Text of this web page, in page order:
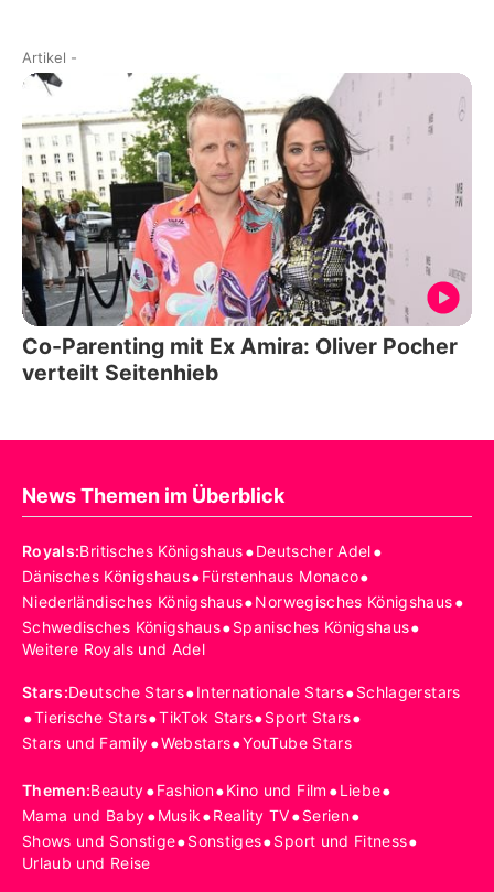
Artikel -
Co-Parenting mit Ex Amira: Oliver Pocher
verteilt Seitenhieb
News Themen im Überblick
Royals:Britisches Königshaus•Deutscher Adel•
Dänisches Königshaus•Fürstenhaus Monaco•
Niederländisches Königshaus•Norwegisches Königshaus•
Schwedisches Königshaus•Spanisches Königshaus•
Weitere Royals und Adel
Stars:Deutsche Stars•Internationale Stars•Schlagerstars
•Tierische Stars•TikTok Stars•Sport Stars•
Stars und Family•Webstars•YouTube Stars
Themen:Beauty•Fashion•Kino und Film •Liebe•
Mama und Baby•Musik•Reality TV•Serien•
Shows und Sonstige•Sonstiges•Sport und Fitness•
Urlaub und Reise